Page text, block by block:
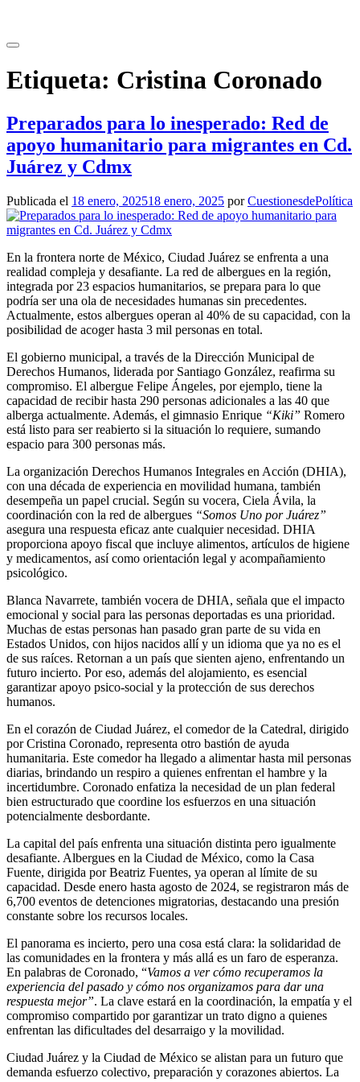
contenido
Etiqueta: Cristina Coronado
Preparados para lo inesperado: Red de
apoyo humanitario para migrantes en Cd.
Juárez y Cdmx
Publicada el 18 enero, 202518 enero, 2025 porCuestionesdePolítica
En la frontera norte de México, Ciudad Juárez se enfrenta a una
realidad compleja y desafiante. La red de albergues en la región,
integrada por 23 espacios humanitarios, se prepara para lo que
podría ser una ola de necesidades humanas sin precedentes.
Actualmente, estos albergues operan al 40% de su capacidad, con la
posibilidad de acoger hasta 3 mil personas en total.
El gobierno municipal, a través de la Dirección Municipal de
Derechos Humanos, liderada por Santiago González, reafirma su
compromiso. El albergue Felipe Ángeles, por ejemplo, tiene la
capacidad de recibir hasta 290 personas adicionales a las 40 que
alberga actualmente. Además, el gimnasio Enrique “Kiki” Romero
está listo para ser reabierto si la situación lo requiere, sumando
espacio para 300 personas más.
La organización Derechos Humanos Integrales en Acción (DHIA),
con una década de experiencia en movilidad humana, también
desempeña un papel crucial. Según su vocera, Ciela Ávila, la
coordinación con la red de albergues “Somos Uno por Juárez”
asegura una respuesta eficaz ante cualquier necesidad. DHIA
proporciona apoyo fiscal que incluye alimentos, artículos de higiene
y medicamentos, así como orientación legal y acompañamiento
psicológico.
Blanca Navarrete, también vocera de DHIA, señala que el impacto
emocional y social para las personas deportadas es una prioridad.
Muchas de estas personas han pasado gran parte de su vida en
Estados Unidos, con hijos nacidos allí y un idioma que ya no es el
de sus raíces. Retornan a un país que sienten ajeno, enfrentando un
futuro incierto. Por eso, además del alojamiento, es esencial
garantizar apoyo psico-social y la protección de sus derechos
humanos.
En el corazón de Ciudad Juárez, el comedor de la Catedral, dirigido
por Cristina Coronado, representa otro bastión de ayuda
humanitaria. Este comedor ha llegado a alimentar hasta mil personas
diarias, brindando un respiro a quienes enfrentan el hambre y la
incertidumbre. Coronado enfatiza la necesidad de un plan federal
bien estructurado que coordine los esfuerzos en una situación
potencialmente desbordante.
La capital del país enfrenta una situación distinta pero igualmente
desafiante. Albergues en la Ciudad de México, como la Casa
Fuente, dirigida por Beatriz Fuentes, ya operan al límite de su
capacidad. Desde enero hasta agosto de 2024, se registraron más de
6,700 eventos de detenciones migratorias, destacando una presión
constante sobre los recursos locales.
El panorama es incierto, pero una cosa está clara: la solidaridad de
las comunidades en la frontera y más allá es un faro de esperanza.
En palabras de Coronado, “Vamos a ver cómo recuperamos la
experiencia del pasado y cómo nos organizamos para dar una
respuesta mejor”. La clave estará en la coordinación, la empatía y el
compromiso compartido por garantizar un trato digno a quienes
enfrentan las dificultades del desarraigo y la movilidad.
Ciudad Juárez y la Ciudad de México se alistan para un futuro que
demanda esfuerzo colectivo, preparación y corazones abiertos. La